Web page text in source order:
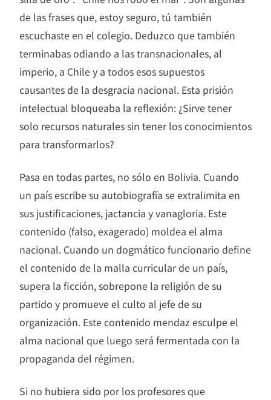
de las frases que, estoy seguro, tú también
escuchaste en el colegio. Deduzco que también
terminabas odiando a las transnacionales, al
imperio, a Chile y a todos esos supuestos
causantes de la desgracia nacional. Esta prisión
intelectual bloqueaba la reflexión: ¿Sirve tener
solo recursos naturales sin tener los conocimientos
para transformarlos?
Pasa en todas partes, no sólo en Bolivia. Cuando
un país escribe su autobiografía se extralimita en
sus justificaciones, jactancia y vanagloria. Este
contenido (falso, exagerado) moldea el alma
nacional. Cuando un dogmático funcionario define
el contenido de la malla curricular de un país,
supera la ficción, sobrepone la religión de su
partido y promueve el culto al jefe de su
organización. Este contenido mendaz esculpe el
alma nacional que luego será fermentada con la
propaganda del régimen.
Si no hubiera sido por los profesores que